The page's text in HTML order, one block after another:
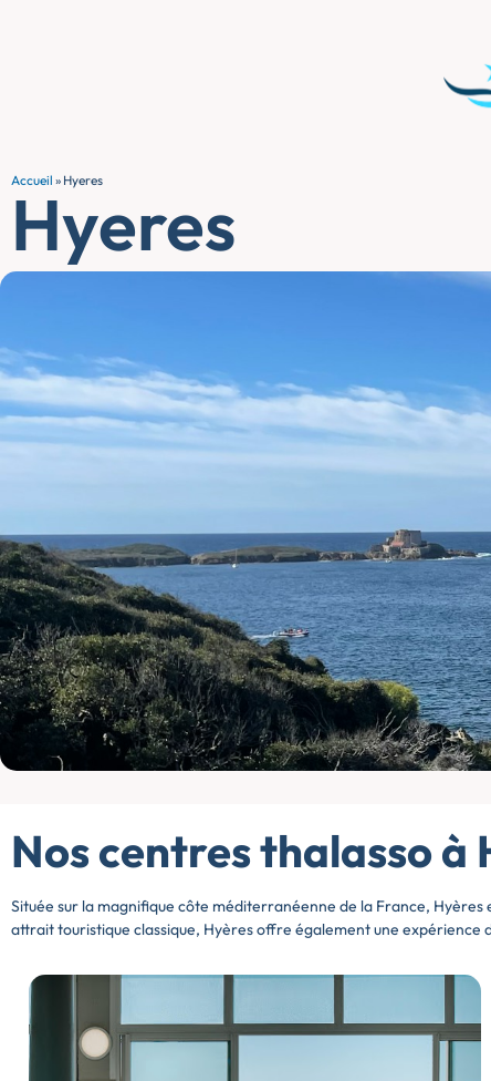
Accueil » Hyeres
Hyeres
Nos centres thalasso à
Située sur la magnifique côte méditerranéenne de la France, Hyères
attrait touristique classique, Hyères offre également une